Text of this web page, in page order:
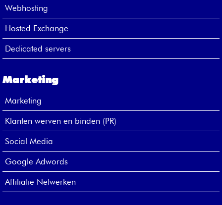
Webhosting
Hosted Exchange
Dedicated servers
Marketing
Marketing
Klanten werven en binden (PR)
Social Media
Google Adwords
Affiliatie Netwerken